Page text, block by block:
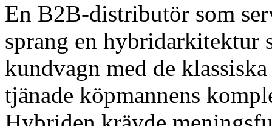
En B2B-distributör som
sprang en hybridarkitektur
kundvagn med de
tjänade köpmannens